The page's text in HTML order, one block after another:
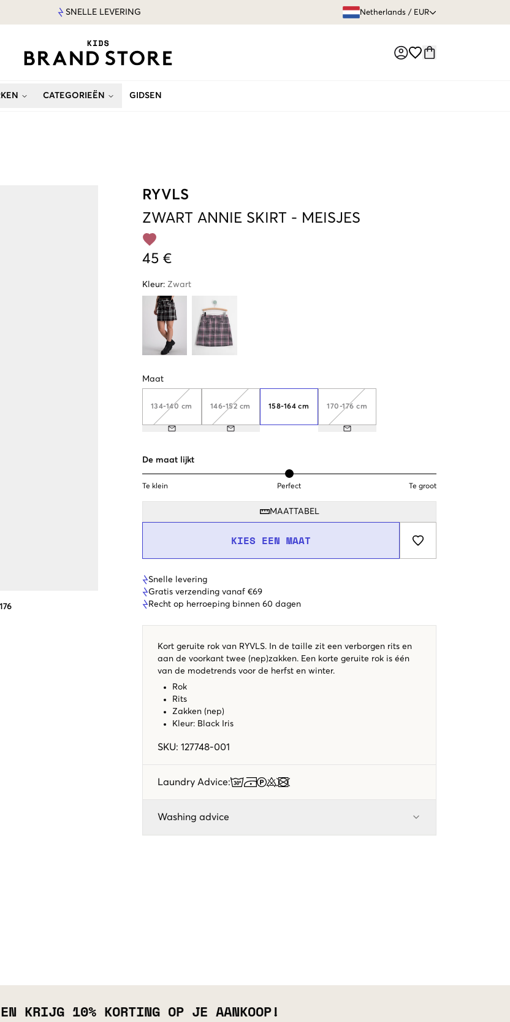
SNELLE LEVERING Netherlands / EUR
CATEGORIEËN GIDSEN
RYVLS
ZWART ANNIE SKIRT - MEISJES
45 €
Kleur: Zwart
Maat
134-140 cm 146-152 cm 158-164 cm 170-176 cm
De maat lijkt
Te klein Perfect Te groot
MAATTABEL
KIES EEN MAAT
Snelle levering
Gratis verzending vanaf €69
Recht op herroeping binnen 60 dagen
Kort geruite rok van RYVLS. In de taille zit een verborgen rits en
aan de voorkant twee (nep)zakken. Een korte geruite rok is één
van de modetrends voor de herfst en winter.
Rok
Rits
Zakken (nep)
Kleur: Black Iris
SKU: 127748-001
Laundry Advice:
Washing advice
KRIJG 10% KORTING OP JE AANKOOP!